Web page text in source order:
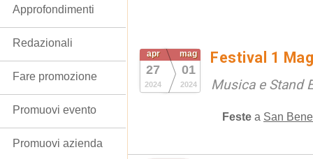
apr
27
2024
mag
01
2024
Festival 1
Musica e Stand
Feste a San
Approfondimenti
Redazionali
Fare promozione
Promuovi evento
Promuovi azienda